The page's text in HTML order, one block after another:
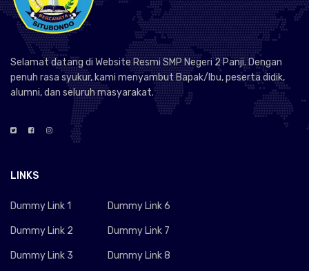
Selamat datang di Website Resmi SMP Negeri 2 Panji. Dengan
penuh rasa syukur, kami menyambut Bapak/Ibu, peserta didik,
alumni, dan seluruh masyarakat.
LINKS
Dummy Link 1
Dummy Link 2
Dummy Link 3
Dummy Link 6
Dummy Link 7
Dummy Link 8